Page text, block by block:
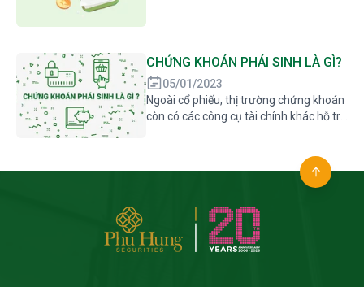
CHỨNG KHOÁN PHÁI SINH LÀ GÌ?
05/01/2023
Ngoài cổ phiếu, thị trường chứng khoán
còn có các công cụ tài chính khác hỗ trợ
phái sinh (CKPS). So với cổ phiếu phải
chờ T+2 hàng về tài khoản & chỉ có lời
bạn cơ hội có lời trong cả 2 chiều
tăng/giảm của thị trường, giao dịch
trong ngày (T+0), tỷ lệ đòn bẩy vượt